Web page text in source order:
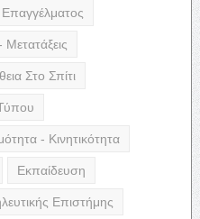
Στο Σπίτι
- Κινητικότητα
Εκπαίδευση
Επιστήμης